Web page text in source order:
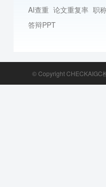
AI查重 论文重复率 职
答辩PPT
© Copyright CHECKAIGC